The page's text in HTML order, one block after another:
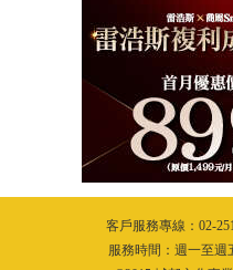
客戶服務專線：02-
服務時間：週一至週